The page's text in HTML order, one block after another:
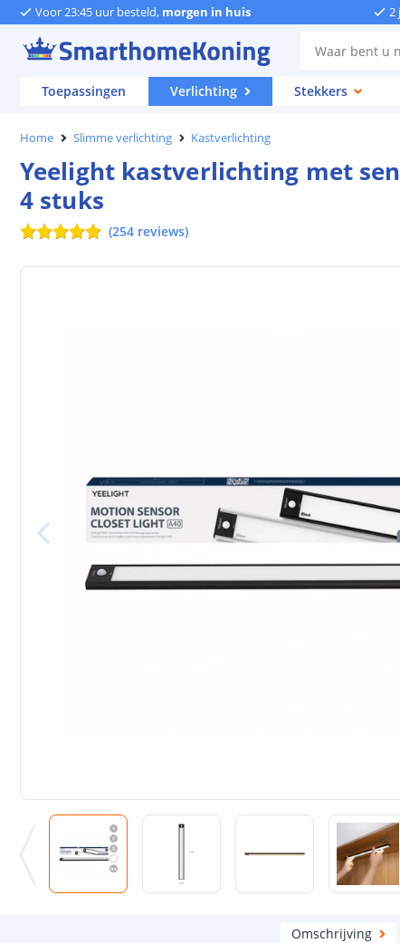
Voor 23:45 uur besteld, morgen in huis 2
Toepassingen Verlichting Stekkers
Home Slimme verlichting Kastverlichting
Yeelight kastverlichting met
4 stuks
(254 reviews)
Omschrijving